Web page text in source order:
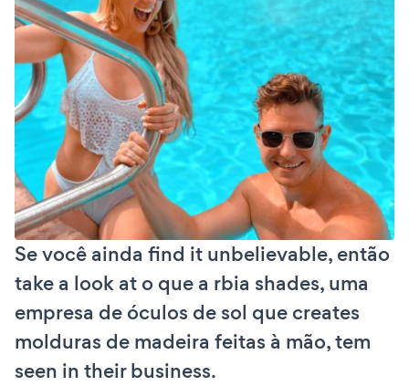
Se você ainda find it unbelievable, então
take a look at o que a rbia shades, uma
empresa de óculos de sol que creates
molduras de madeira feitas à mão, tem
seen in their business.